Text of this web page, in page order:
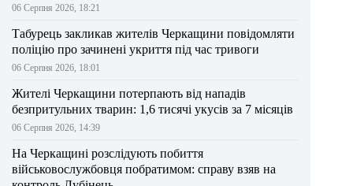
06 Серпня 2026, 18:21
Табурець закликав жителів Черкащини повідомляти
поліцію про зачинені укриття під час тривоги
06 Серпня 2026, 18:01
Жителі Черкащини потерпають від нападів
безпритульних тварин: 1,6 тисячі укусів за 7 місяців
06 Серпня 2026, 14:39
На Черкащині розслідують побиття
військовослужбовця побратимом: справу взяв на